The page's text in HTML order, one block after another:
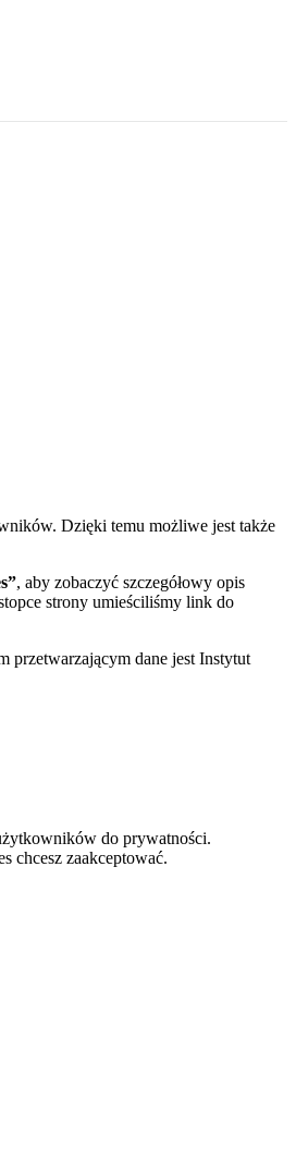
Dzięki temu możliwe jest także
, aby zobaczyć szczegółowy opis
strony umieściliśmy link do
przetwarzającym dane jest Instytut
do prywatności.
chcesz zaakceptować.